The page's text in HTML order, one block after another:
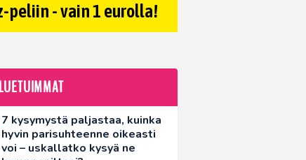
peliin - vain 1 eurolla!
LUETUIMMAT
7 kysymystä paljastaa, kuinka
hyvin parisuhteenne oikeasti
voi – uskallatko kysyä ne